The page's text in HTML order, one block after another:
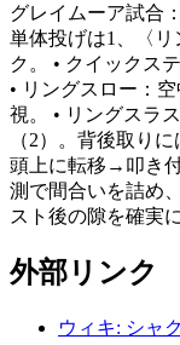
グレイムーア試合
単体投げは1、〈
ク。 • クイックス
• リングスロー：
視。 • リングスラ
（2）。背後取り
頭上に転移→叩き
測で間合いを詰め
スト後の隙を確実
外部リンク
ウィキ: シャ